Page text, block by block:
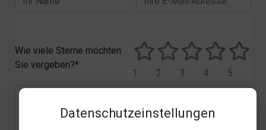
Datenschutzeinstellungen
Wie viele Sterne möchten
Sie vergeben?*
5
4
3
2
1